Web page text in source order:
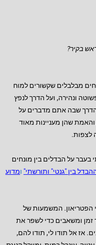
בקיר?
מבלבלים שקשורים למוח
ונהירה, ועל הדרך לנפץ
הדרך שבה אתם מדברים על
שהן מעניינות מאוד
לצפות.
בעבר על הבדלים בין מונחים
בין "גנטי" ותורשתי" ומדוע
הפטריאון. המשמעות של
זמן ומשאבים כדי לשפר את
אז אל תודו לי, תודו להם,